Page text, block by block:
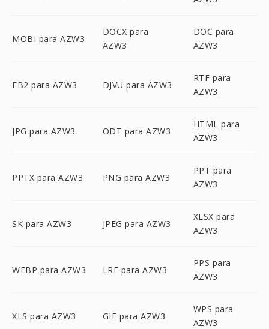
MOBI para AZW3
DOCX para
AZW3
DOC para
AZW3
FB2 para AZW3 DJVU para AZW3
RTF para
AZW3
JPG para AZW3 ODT para AZW3
HTML para
AZW3
PPTX para AZW3 PNG para AZW3
PPT para
AZW3
SK para AZW3 JPEG para AZW3
XLSX para
AZW3
WEBP para AZW3 LRF para AZW3
PPS para
AZW3
XLS para AZW3 GIF para AZW3
WPS para
AZW3